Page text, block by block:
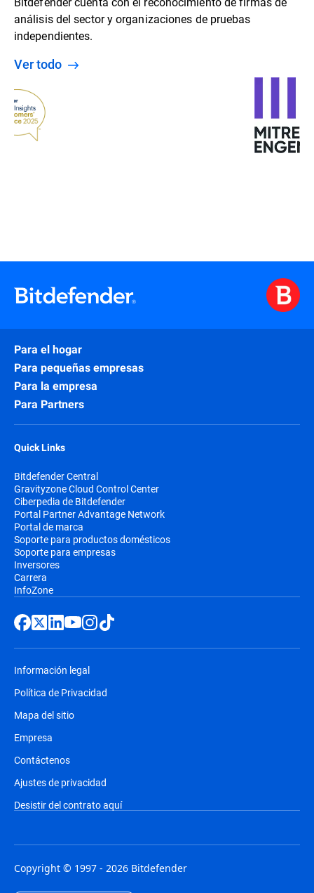
análisis del sector y organizaciones de pruebas
independientes.
Ver todo
Para el hogar
Para pequeñas empresas
Para la empresa
Para Partners
Quick Links
Bitdefender Central
Gravityzone Cloud Control Center
Ciberpedia de Bitdefender
Portal Partner Advantage Network
Portal de marca
Soporte para productos domésticos
Soporte para empresas
Inversores
Carrera
InfoZone
Información legal
Política de Privacidad
Mapa del sitio
Empresa
Contáctenos
Ajustes de privacidad
Desistir del contrato aquí
Copyright © 1997 - 2026 Bitdefender